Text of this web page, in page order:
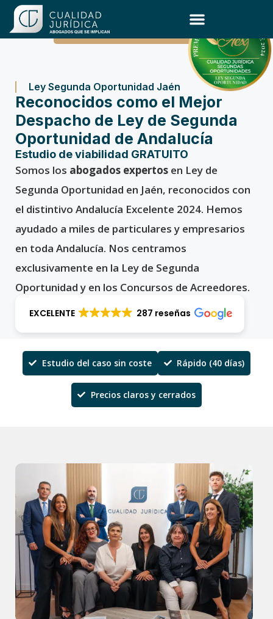
Ley Segunda Oportunidad Jaén
Reconocidos como el Mejor
Despacho de Ley de Segunda
Oportunidad de Andalucía
Estudio de viabilidad GRATUITO
Somos los abogados expertos en Ley de
Segunda Oportunidad en Jaén, reconocidos con
el distintivo Andalucía Excelente 2024. Hemos
ayudado a miles de particulares y empresarios
en toda Andalucía. Nos centramos
exclusivamente en la Ley de Segunda
Oportunidad y en los Concursos de Acreedores.
EXCELENTE 287 reseñas
Estudio del caso sin coste Rápido (40 días)
Precios claros y cerrados